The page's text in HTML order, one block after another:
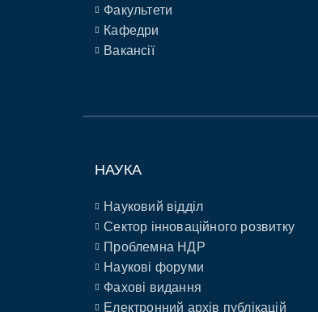
Факультети
Кафедри
Вакансії
НАУКА
Науковий відділ
Сектор інноваційного розвитку
Проблемна НДР
Наукові форуми
Фахові видання
Електронний архів публікацій